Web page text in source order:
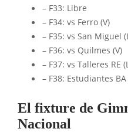
– F33: Libre
– F34: vs Ferro (V)
– F35: vs San Miguel
– F36: vs Quilmes (V)
– F37: vs Talleres RE
– F38: Estudiantes BA
El fixture de
Nacional